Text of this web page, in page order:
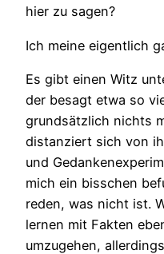
hier zu sagen?
Ich meine eigentlich
Es gibt einen Witz
der besagt etwa so
grundsätzlich nichts
distanziert sich von
und
mich ein bisschen
reden, was nicht ist.
lernen mit Fakten
umzugehen,